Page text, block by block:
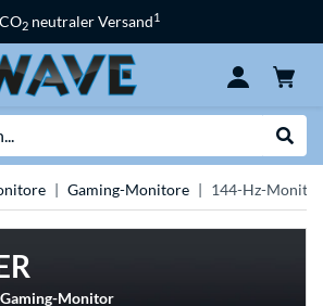
CO2 neutraler Versand1
Gaming-Monitore 144-Hz-
Gaming-Monitor